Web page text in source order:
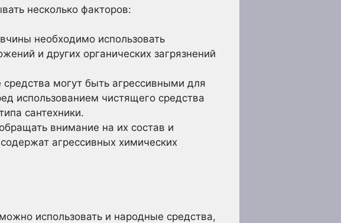
несколько факторов:
необходимо использовать
и других органических загрязнений
могут быть агрессивными для
использованием чистящего средства
сантехники.
внимание на их состав и
агрессивных химических
использовать и народные средства,